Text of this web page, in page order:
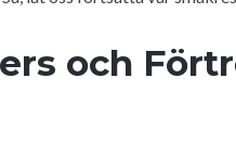
och